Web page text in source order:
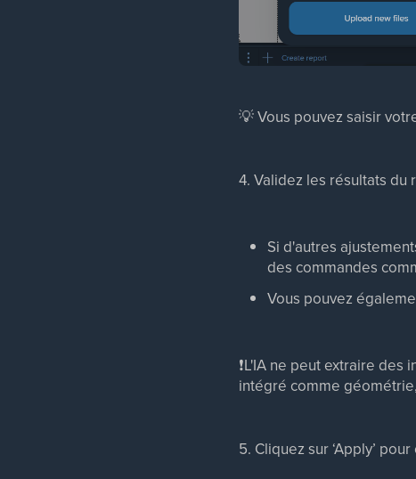
💡 Vous pouvez saisir
4. Validez les résultats du
Si d'autres
des commandes
Vous pouvez
❗L'IA ne peut extraire
intégré comme
5. Cliquez sur ‘Apply’